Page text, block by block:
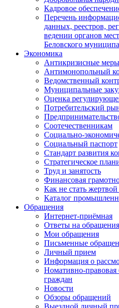
Кадровое
Перечень
данных, реестров,
ведении органов
Беловского
Экономика
Антикризисные меры
Антимонопольный
Ведомственный
Муниципальные
Оценка
Потребительский
Соотечественникам
Социально-
Социальный паспорт
Стандарт развития
Стратегическое
Труд и занятость
Финансовая
Как не стать
Каталог
Обращения
Интернет-приёмная
Ответы на обращения
Мои обращения
Письменные
Личный прием
Информация о
Номативно-правовая
граждан
Новости
Обзоры обращений
Выездной личный